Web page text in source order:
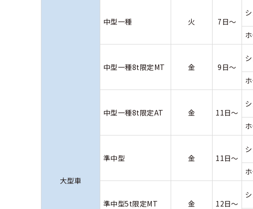
まるわかり！合宿免許
大型車
中型一種 火 7日～
中型一種8t限定MT 金 9日～
中型一種8t限定AT 金 11日～
準中型 金 11日～
準中型5t限定MT 金 12日～